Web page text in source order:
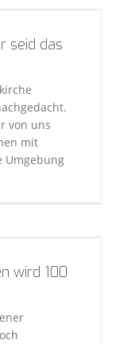
seid das
von uns
mit
Umgebung
wird 100